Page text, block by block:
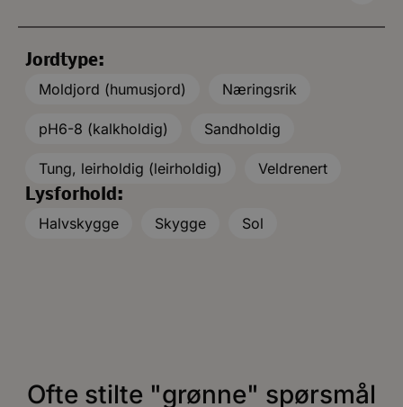
Jordtype:
Moldjord (humusjord)
Næringsrik
pH6-8 (kalkholdig) Sandholdig
Tung, leirholdig (leirholdig)
Veldrenert
Lysforhold:
Halvskygge
Skygge Sol
Ofte stilte "grønne" spørsmål